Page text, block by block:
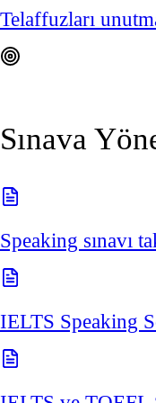
Telaffuzları
Sınava
Speaking sınavı
IELTS Speaking